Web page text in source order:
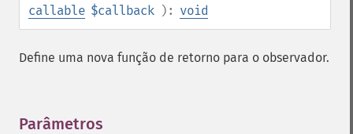
callable $callback ): void
Define uma nova função de retorno para o observador.
Parâmetros